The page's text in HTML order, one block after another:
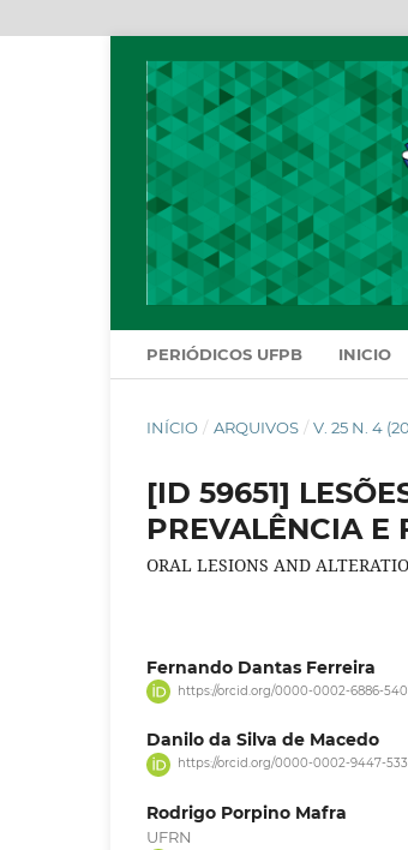
PERIÓDICOS UFPB INICIO
INÍCIO / ARQUIVOS / V. 25 N. 4
[ID 59651]
PREVALÊNCIA E
ORAL LESIONS AND
Fernando Dantas Ferreira
https://orcid.org/0000-0002-6886-
Danilo da Silva de Macedo
https://orcid.org/0000-0002-9447-
Rodrigo Porpino Mafra
UFRN